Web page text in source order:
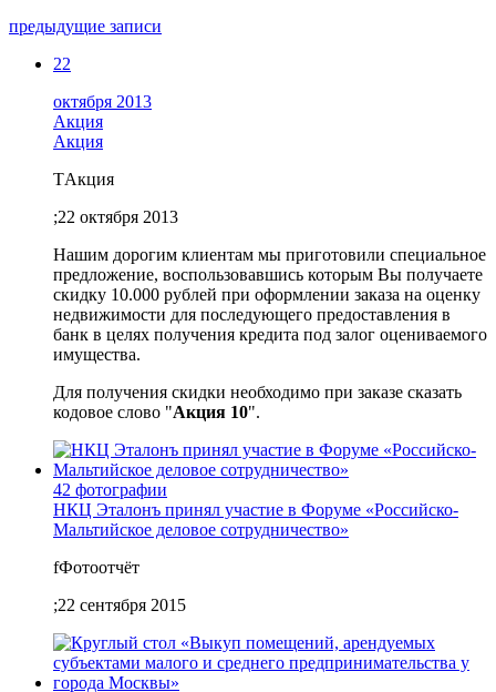
предыдущие записи
22
октября 2013
Акция
Акция
TАкция
;22 октября 2013
Нашим дорогим клиентам мы приготовили специальное
предложение, воспользовавшись которым Вы получаете
скидку 10.000 рублей при оформлении заказа на оценку
недвижимости для последующего предоставления в
банк в целях получения кредита под залог оцениваемого
имущества.
Для получения скидки необходимо при заказе сказать
кодовое слово "Акция 10".
42 фотографии
НКЦ Эталонъ принял участие в Форуме «Российско-
Мальтийское деловое сотрудничество»
fФотоотчёт
;22 сентября 2015